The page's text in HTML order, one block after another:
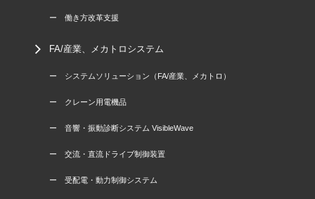
ー 働き方改革支援
FA/産業、メカトロシステム
ー システムソリューション（FA/産業、メカトロ）
ー クレーン用電機品
ー 音響・振動診断システム VisibleWave
ー 交流・直流ドライブ制御装置
ー 受配電・動力制御システム